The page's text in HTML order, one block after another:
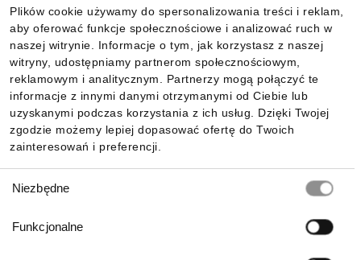
Plików cookie używamy do spersonalizowania treści i reklam,
aby oferować funkcje społecznościowe i analizować ruch w
naszej witrynie. Informacje o tym, jak korzystasz z naszej
witryny, udostępniamy partnerom społecznościowym,
reklamowym i analitycznym. Partnerzy mogą połączyć te
informacje z innymi danymi otrzymanymi od Ciebie lub
uzyskanymi podczas korzystania z ich usług. Dzięki Twojej
zgodzie możemy lepiej dopasować ofertę do Twoich
zainteresowań i preferencji.
zgody
Niezbędne
Funkcjonalne
Informacje
Pobierz naszą aplikację mobilną: